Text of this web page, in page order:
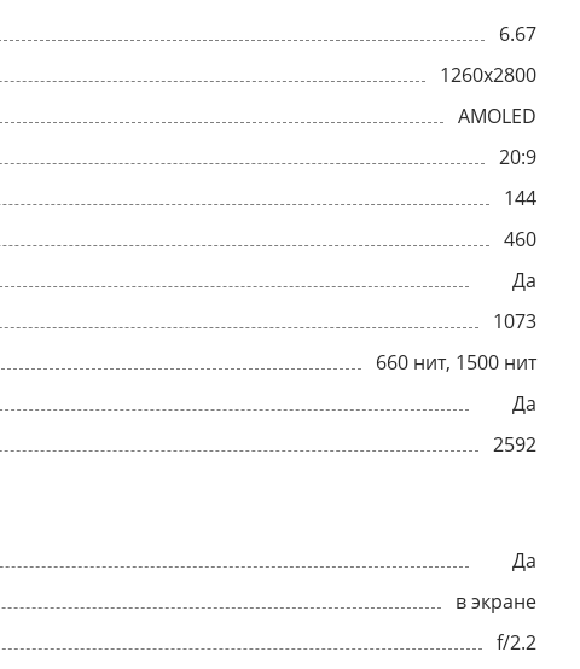
6.67
1260x2800
AMOLED
20:9
144
460
Да
1073
660 нит, 1500 нит
Да
2592
Да
в экране
f/2.2